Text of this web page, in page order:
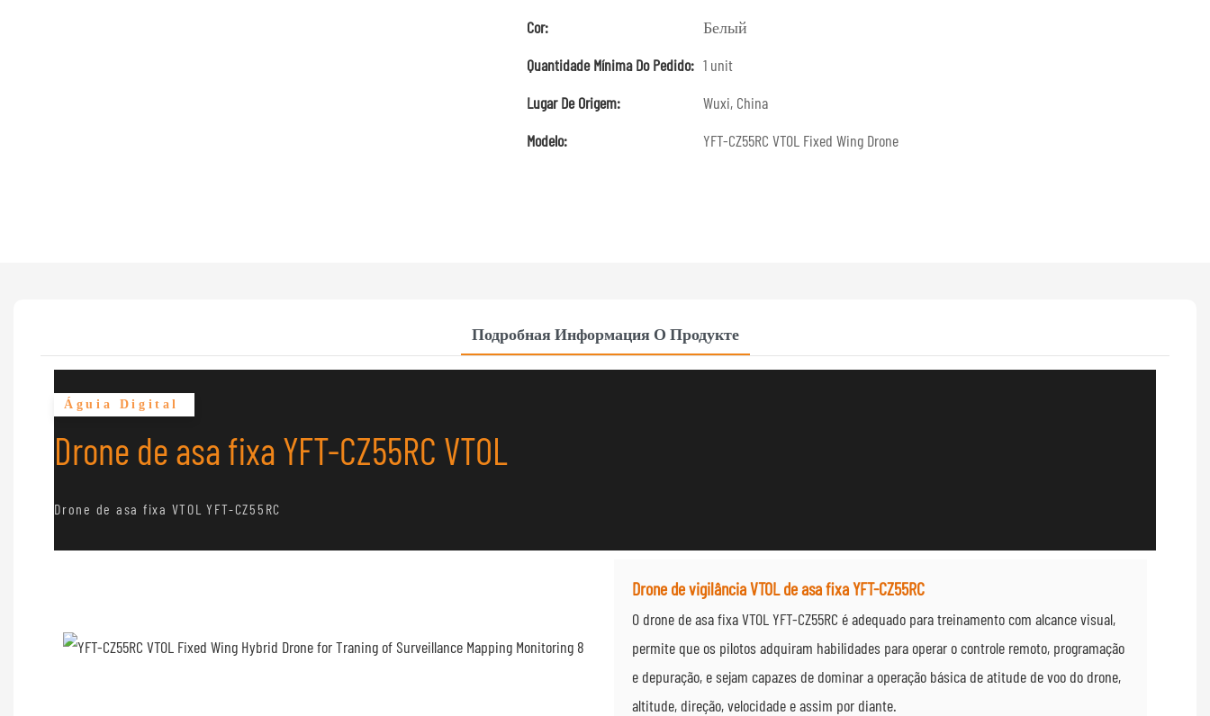
Cor:
Белый
Quantidade Mínima Do Pedido: 1 unit
Lugar De Origem:
Wuxi, China
Modelo:
YFT-CZ55RC VTOL Fixed Wing Drone
Подробная Информация О Продукте
Águia Digital
Drone de asa fixa YFT-CZ55RC VTOL
Drone de asa fixa VTOL YFT-CZ55RC
Drone de vigilância VTOL de asa fixa YFT-CZ55RC
O drone de asa fixa VTOL YFT-CZ55RC é adequado para treinamento com alcance visual,
permite que os pilotos adquiram habilidades para operar o controle remoto, programação
e depuração, e sejam capazes de dominar a operação básica de atitude de voo do drone,
altitude, direção, velocidade e assim por diante.